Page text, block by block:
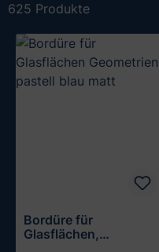
625 Produkte
Bordüre für
Glasflächen,